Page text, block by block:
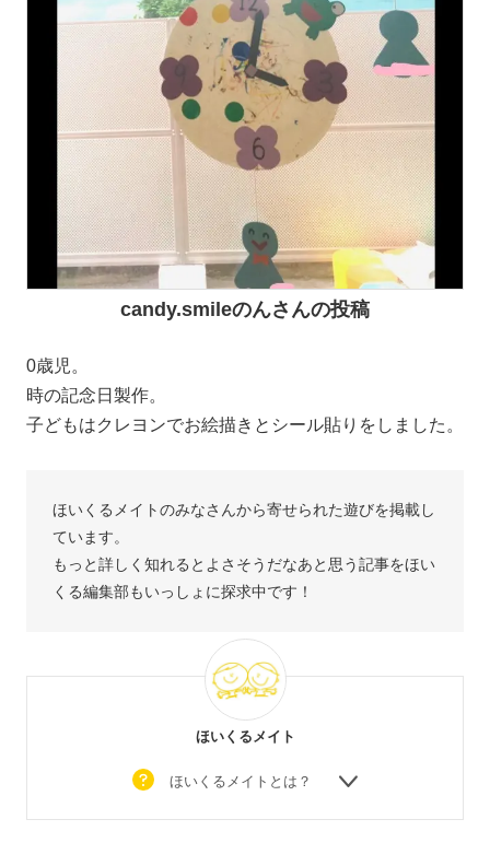
candy.smileのんさんの投稿
0歳児。
時の記念日製作。
子どもはクレヨンでお絵描きとシール貼りをしました。
ほいくるメイトのみなさんから寄せられた遊びを掲載し
ています。
もっと詳しく知れるとよさそうだなあと思う記事をほい
くる編集部もいっしょに探求中です！
ほいくるメイト
ほいくるメイトとは？